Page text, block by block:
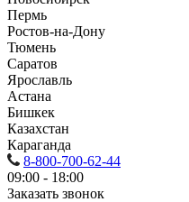
Пермь
Ростов-на-Дону
Тюмень
Саратов
Ярославль
Астана
Бишкек
Казахстан
Караганда
8-800-700-62-44
09:00 - 18:00
Заказать звонок